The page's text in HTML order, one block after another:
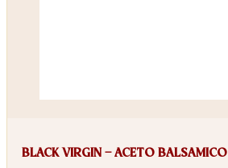
BLACK VIRGIN – ACETO BALSAMICO